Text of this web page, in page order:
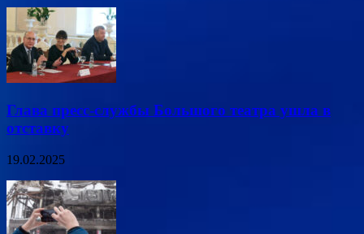
Глава пресс-службы Большого театра ушла в
отставку
19.02.2025